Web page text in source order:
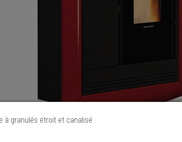
à granulés étroit et canalisé